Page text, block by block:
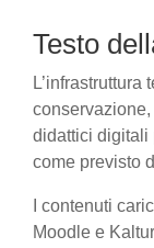
Testo
didattici digitali
come previsto
I contenuti
Moodle e